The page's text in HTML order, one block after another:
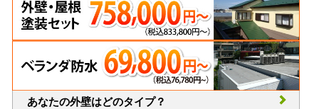
あなたの外壁はどのタイプ？